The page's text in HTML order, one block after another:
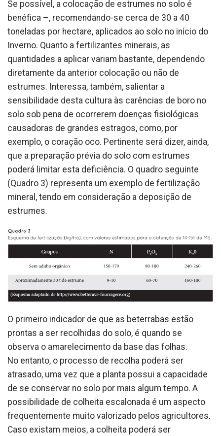
Se possível, a colocação de estrumes no solo é
benéfica –, recomendando-se cerca de 30 a 40
toneladas por hectare, aplicados ao solo no início do
Inverno. Quanto a fertilizantes minerais, as
quantidades a aplicar variam bastante, dependendo
diretamente da anterior colocação ou não de
estrumes. Interessa, também, salientar a
sensibilidade desta cultura às carências de boro no
solo sob pena de ocorrerem doenças fisiológicas
causadoras de grandes estragos, como, por
exemplo, o coração oco. Pertinente será dizer, ainda,
que a preparação prévia do solo com estrumes
poderá limitar esta deficiência. O quadro seguinte
(Quadro 3) representa um exemplo de fertilização
mineral, tendo em consideração a deposição de
estrumes.
O primeiro indicador de que as beterrabas estão
prontas a ser recolhidas do solo, é quando se
observa o amarelecimento da base das folhas.
No entanto, o processo de recolha poderá ser
atrasado, uma vez que a planta possui a capacidade
de se conservar no solo por mais algum tempo. A
possibilidade de colheita escalonada é um aspecto
frequentemente muito valorizado pelos agricultores.
Caso existam meios, a colheita poderá ser